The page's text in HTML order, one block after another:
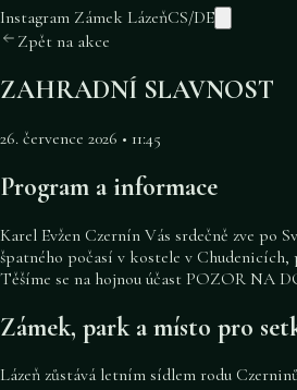
Instagram Zámek LázeňCS/DE
Zpět na akce
ZAHRADNÍ SLAVNOST
26. července 2026 • 11:45
Program a informace
Karel Evžen Czernín Vás srdečně zve po
špatného počasí v kostele v
Těšíme se na hojnou účast POZOR NA
Zámek, park a místo pro
Lázeň zůstává letním sídlem rodu